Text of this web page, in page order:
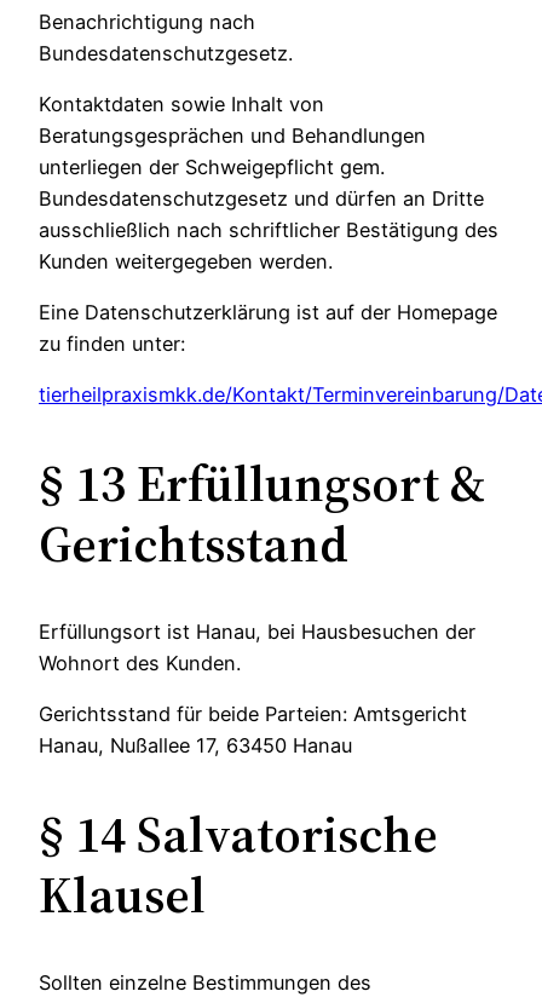
Benachrichtigung nach
Bundesdatenschutzgesetz.
Kontaktdaten sowie Inhalt von
Beratungsgesprächen und Behandlungen
unterliegen der Schweigepflicht gem.
Bundesdatenschutzgesetz und dürfen an Dritte
ausschließlich nach schriftlicher Bestätigung des
Kunden weitergegeben werden.
Eine Datenschutzerklärung ist auf der Homepage
zu finden unter:
tierheilpraxismkk.de/Kontakt/Terminvereinbarung/
§ 13 Erfüllungsort &
Gerichtsstand
Erfüllungsort ist Hanau, bei Hausbesuchen der
Wohnort des Kunden.
Gerichtsstand für beide Parteien: Amtsgericht
Hanau, Nußallee 17, 63450 Hanau
§ 14 Salvatorische
Klausel
Sollten einzelne Bestimmungen des